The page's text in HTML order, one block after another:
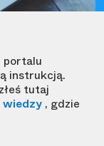
portalu
instrukcją.
tutaj
, gdzie